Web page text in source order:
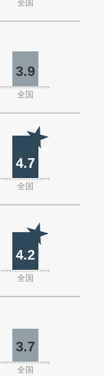
全国
3.9
全国
4.7
全国
4.2
全国
3.7
全国